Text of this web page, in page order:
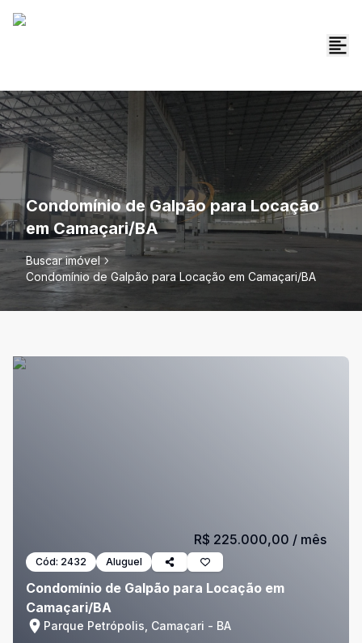
Condomínio de Galpão para Locação
em Camaçari/BA
Buscar imóvel
Condomínio de Galpão para Locação em Camaçari/BA
Cód: 2432 Aluguel
Condomínio de Galpão para Locação em
Camaçari/BA
Parque Petrópolis, Camaçari - BA
R$ 225.000,00 / mês